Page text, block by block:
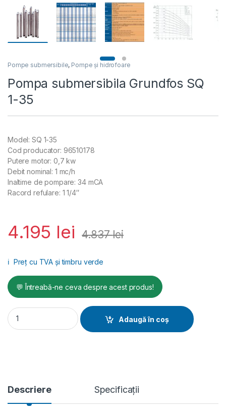
Pompe submersibile, Pompe și hidrofoare
Pompa submersibila Grundfos SQ
1-35
Model: SQ 1-35
Cod producator: 96510178
Putere motor: 0,7 kw
Debit nominal: 1 mc/h
Inaltime de pompare: 34 mCA
Racord refulare: 1 1/4″
4.195 lei 4.837lei
ℹ️ Preț cu TVA și timbru verde
💬 Întreabă-ne ceva despre acest produs!
Pompa submersibila Grundfos SQ 1-35 quantity
Adaugă în coș
Descriere Specificații